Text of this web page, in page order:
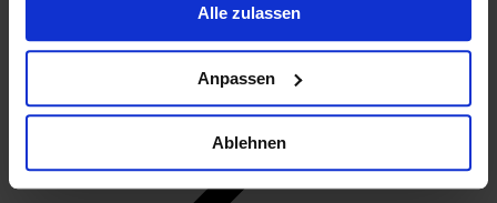
Alle zulassen
Anpassen
Ablehnen